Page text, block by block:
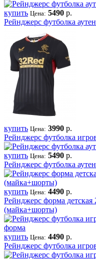
купить Цена: 5490 р.
Рейнджерс футболка
купить Цена: 3990 р.
Рейнджерс футболка
купить Цена: 5490 р.
Рейнджерс футболка
купить Цена: 4490 р.
Рейнджерс форма детская
(майка+шорты)
купить Цена: 4490 р.
Рейнджерс футболка